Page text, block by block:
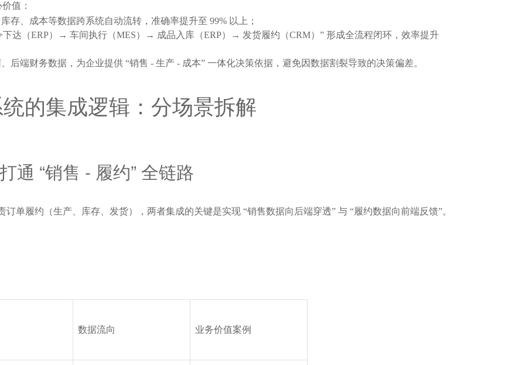
值：
存、成本等数据跨系统自动流转，准确率提升至 99% 以上；
达（ERP）→ 车间执行（MES）→ 成品入库（ERP）→ 发货履约（CRM）” 形成全流程闭环，效率提升
后端财务数据，为企业提供 “销售 - 生产 - 成本” 一体化决策依据，避免因数据割裂导致的决策偏差。
的集成逻辑：分场景拆解
通 “销售 - 履约” 全链路
单履约（生产、库存、发货），两者集成的关键是实现 “销售数据向后端穿透” 与 “履约数据向前端反馈”。
数据流向 业务价值案例